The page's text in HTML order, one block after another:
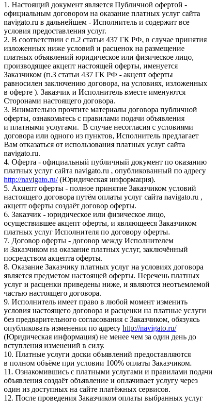
1. Настоящий документ является Публичной офертой -
официальным договором на оказание платных услуг сайта
navigato.ru в дальнейшем - Исполнитель и содержит все
условия предоставления услуг.
2. В соответствии с п.2 статьи 437 ГК РФ, в случае принятия
изложенных ниже условий и расценок на размещение
платных объявлений юридическое или физическое лицо,
производящее акцепт настоящей оферты, именуется
Заказчиком (п.3 статьи 437 ГК РФ - акцепт оферты
равносилен заключению договора, на условиях, изложенных
в оферте ). Заказчик и Исполнитель вместе именуются
Сторонами настоящего договора.
3. Внимательно прочтите материалы договора публичной
оферты, ознакомьтесь с правилами подачи объявления
и платными услугами. В случае несогласия с условиями
договора или одного из пунктов, Исполнитель предлагает
Вам отказаться от использования платных услуг сайта
navigato.ru.
4. Оферта - официальный публичный документ по оказанию
платных услуг сайта navigato.ru , опубликованный по адресу
http://navigato.ru/(Юридическая информация).
5. Акцепт оферты - полное принятие Заказчиком условий
настоящего договора путём оплаты услуг сайта navigato.ru ,
акцепт оферты создаёт договор оферты.
6. Заказчик - юридическое или физическое лицо,
осуществившее акцепт оферты, и являющееся Заказчиком
платных услуг Исполнителя по договору оферты.
7. Договор оферты - договор между Исполнителем
и Заказчиком на оказание платных услуг, заключённый
посредством акцепта оферты.
8. Оказание Заказчику платных услуг на условиях договора
является предметом настоящей оферты. Перечень платных
услуг и расценки приведены ниже, и являются неотъемлемой
частью настоящего договора.
9. Исполнитель имеет право в любой момент изменить
условия настоящего договора и расценки на платные услуги
без предварительного согласования с Заказчиком, обязуясь
опубликовать изменения по адресу http://navigato.ru/
(Юридическая информация) не менее чем за один день до
вступления изменений в силу.
10. Платные услуги доски объявлений предоставляются
в полном объёме при условии 100% оплаты Заказчиком.
11. Ознакомившись с платными услугами и правилами подачи
объявления создаёт объявление и оплачивает услугу через
один из доступных на сайте платёжных сервисов.
12. После проведения Заказчиком оплаты выбранных услуг